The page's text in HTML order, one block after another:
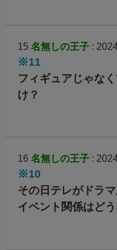
15 名無しの王子:
※11
フィギュアじゃな
け？
16 名無しの王子:
※10
その日テレがドラ
イベント関係はどう